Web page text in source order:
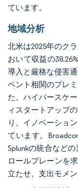
ています。
地域分析
北米は2025年のク
おいて収益の
導入と厳格な侵害
ベント相関のプレ
た、ハイパースケ
ィスタートアップ
り、イノベーショ
ています。
Splunkの統合など
ロールプレーンを
立たせ、支出モメ